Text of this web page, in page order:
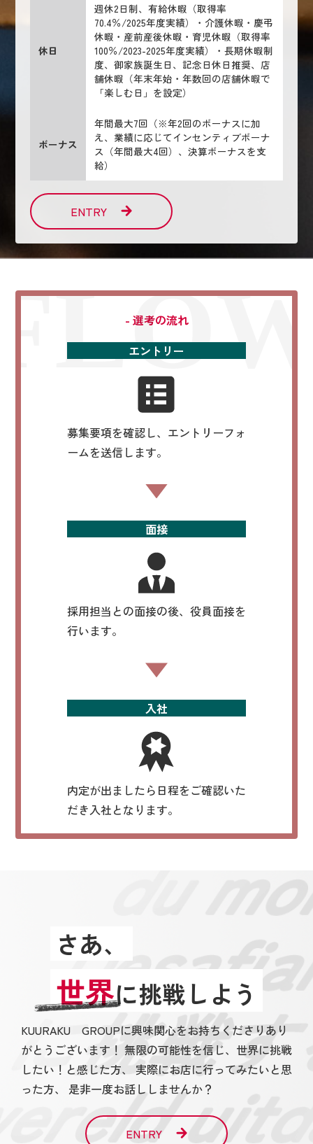
休日
週休2日制、有給休暇（取得率
70.4％/2025年度実績）・介護休暇・慶弔
休暇・産前産後休暇・育児休暇（取得率
100％/2023-2025年度実績）・長期休暇制
度、御家族誕生日、記念日休日推奨、店
舗休暇（年末年始・年数回の店舗休暇で
「楽しむ日」を設定）
ボーナス
年間最大7回（※年2回のボーナスに加
え、業績に応じてインセンティブボーナ
ス（年間最大4回）、決算ボーナスを支
給）
ENTRY
- 選考の流れ
エントリー
募集要項を確認し、エントリーフォ
ームを送信します。
面接
採用担当との面接の後、役員面接を
行います。
入社
内定が出ましたら日程をご確認いた
だき入社となります。
さあ、
世界に挑戦しよう
KUURAKU GROUPに興味関心をお持ちくださりあり
がとうございます！ 無限の可能性を信じ、世界に挑戦
したい！と感じた方、 実際にお店に行ってみたいと思
った方、 是非一度お話ししませんか？
ENTRY